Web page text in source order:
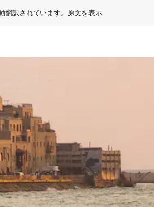
翻訳されています。 原文を表示
スワイプして検索結果を確認することができ